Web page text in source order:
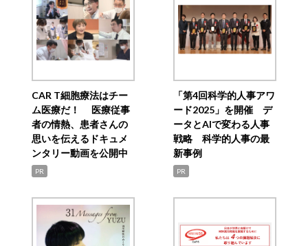
CAR T細胞療法はチー
ム医療だ！ 医療従事
者の情熱、患者さんの
思いを伝えるドキュメ
ンタリー動画を公開中
PR
「第4回科学的人事アワ
ード2025」を開催 デ
ータとAIで変わる人事
戦略 科学的人事の最
新事例
PR